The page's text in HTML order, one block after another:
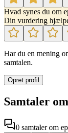
Hvad synes du om
Din vurdering
Har du en mening
samtalen.
Opret profil
Samtaler
0 samtalerom